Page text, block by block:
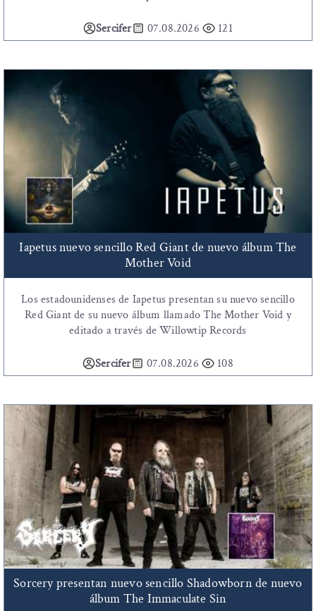
Sercifer 07.08.2026 121
Iapetus nuevo sencillo Red Giant de nuevo álbum The
Mother Void
Los estadounidenses de Iapetus presentan su nuevo sencillo
Red Giant de su nuevo álbum llamado The Mother Void y
editado a través de Willowtip Records
Sercifer 07.08.2026 108
Sorcery presentan nuevo sencillo Shadowborn de nuevo
álbum The Immaculate Sin